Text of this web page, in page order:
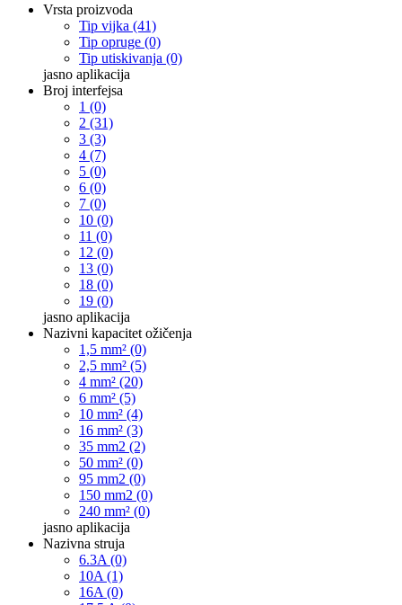
Vrsta proizvoda
Tip vijka (41)
Tip opruge (0)
Tip utiskivanja (0)
jasno aplikacija
Broj interfejsa
1 (0)
2 (31)
3 (3)
4 (7)
5 (0)
6 (0)
7 (0)
10 (0)
11 (0)
12 (0)
13 (0)
18 (0)
19 (0)
jasno aplikacija
Nazivni kapacitet ožičenja
1,5 mm² (0)
2,5 mm² (5)
4 mm² (20)
6 mm² (5)
10 mm² (4)
16 mm² (3)
35 mm2 (2)
50 mm² (0)
95 mm2 (0)
150 mm2 (0)
240 mm² (0)
jasno aplikacija
Nazivna struja
6.3A (0)
10A (1)
16A (0)